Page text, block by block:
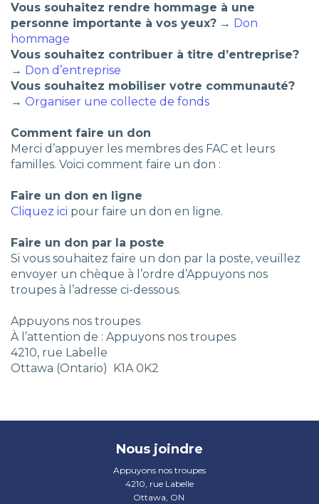
Vous souhaitez rendre hommage à une
personne importante à vos yeux? → Don
hommage
Vous souhaitez contribuer à titre d’entreprise?
→ Don d’entreprise
Vous souhaitez mobiliser votre communauté?
→ Organiser une collecte de fonds
Comment faire un don
Merci d’appuyer les membres des FAC et leurs
familles. Voici comment faire un don :
Faire un don en ligne
Cliquez ici pour faire un don en ligne.
Faire un don par la poste
Si vous souhaitez faire un don par la poste, veuillez
envoyer un chèque à l’ordre d’Appuyons nos
troupes à l’adresse ci-dessous.
Appuyons nos troupes
À l’attention de : Appuyons nos troupes
4210, rue Labelle
Ottawa (Ontario) K1A 0K2
Nous joindre
Appuyons nos troupes
4210, rue Labelle
Ottawa, ON